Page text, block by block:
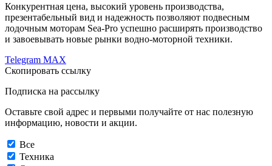
Конкурентная цена, высокий уровень производства,
презентабельный вид и надежность позволяют подвесным
лодочным моторам Sea-Pro успешно расширять производство
и завоевывать новые рынки водно-моторной техники.
Telegram MAX
Скопировать ссылку
Подписка на рассылку
Оставьте свой адрес и первыми получайте от нас полезную
информацию, новости и акции.
Все
Техника